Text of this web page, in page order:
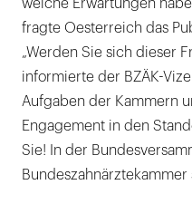
welche Erwartungen
fragte Oesterreich das
„Werden Sie sich dieser
informierte der BZÄK-
Aufgaben der Kammern
Engagement in den
Sie! In der